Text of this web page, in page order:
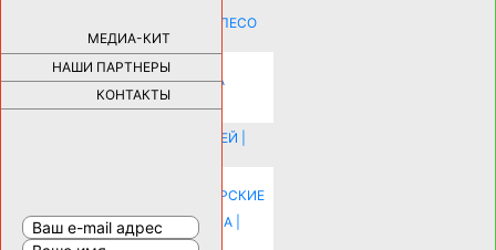
МЕДИА-КИТ
НАШИ ПАРТНЕРЫ
КОНТАКТЫ
КАК ДЕВУШКЕ ПОМЕНЯТЬ КОЛЕСО
НА АВТОМОБИЛЕ |69189
НОВЫЕ РАЗРАБОТКИ ДЛЯ
ОЗДОРОВЛЕНИЯ ОРГАНИЗМА
ПЛАТФОРМА ШУМАННА 3Д И
КАПСУЛА ЗДОРОВЬЯ |28297
ИСТОРИЯ НАКЛАДНЫХ НОГТЕЙ |
КОМНАТУ: ХИТРЫЕ ДИЗАЙНЕРСКИЕ
РАСШИРЕНИЯ ПРОСТРАНСТВА |
16206